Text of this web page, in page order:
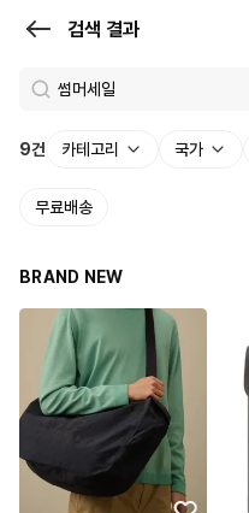
검색 결과
과
로
켓
9건 카테고리 국가
무료배송
BRAND NEW